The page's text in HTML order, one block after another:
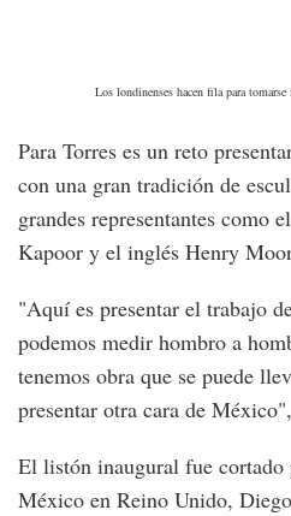
Los londinenses hacen fila para
Para Torres es un reto
con una gran tradición de
grandes representantes como
Kapoor y el inglés Henry
"Aquí es presentar el trabajo
podemos medir hombro a
tenemos obra que se puede
presentar otra cara de
El listón inaugural fue cortado
México en Reino Unido,